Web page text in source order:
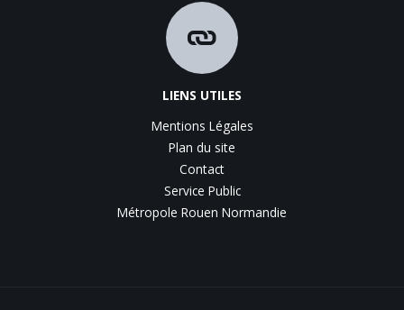
LIENS UTILES
Mentions Légales
Plan du site
Contact
Service Public
Métropole Rouen Normandie